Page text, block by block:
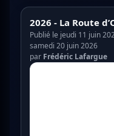
2026 - La Route
Publié le jeudi 11 juin
samedi 20 juin 2026
par Frédéric Lafargue